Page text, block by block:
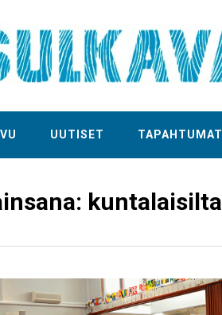
UUTISET TAPAHTUMAT
kuntalaisilta